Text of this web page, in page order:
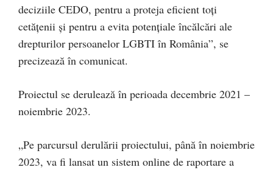
deciziile CEDO, pentru a proteja eficient toți
cetățenii și pentru a evita potențiale încălcări ale
drepturilor persoanelor LGBTI în România”, se
precizează în comunicat.
Proiectul se derulează în perioada decembrie 2021 –
noiembrie 2023.
„Pe parcursul derulării proiectului, până în noiembrie
2023, va fi lansat un sistem online de raportare a